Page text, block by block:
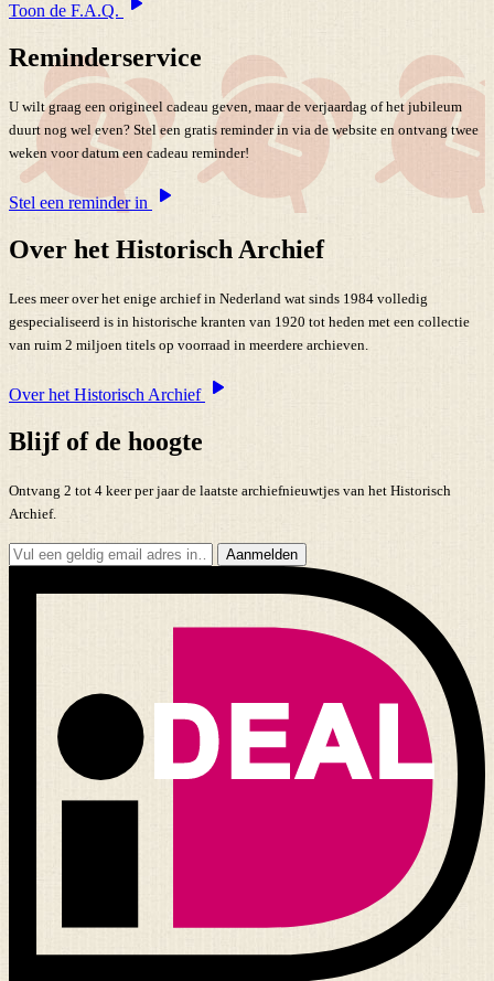
Toon de F.A.Q.
Reminderservice
U wilt graag een origineel cadeau geven, maar de verjaardag of het jubileum
duurt nog wel even? Stel een gratis reminder in via de website en ontvang twee
weken voor datum een cadeau reminder!
Stel een reminder in
Over het Historisch Archief
Lees meer over het enige archief in Nederland wat sinds 1984 volledig
gespecialiseerd is in historische kranten van 1920 tot heden met een collectie
van ruim 2 miljoen titels op voorraad in meerdere archieven.
Over het Historisch Archief
Blijf of de hoogte
Ontvang 2 tot 4 keer per jaar de laatste archiefnieuwtjes van het Historisch
Archief.
Aanmelden